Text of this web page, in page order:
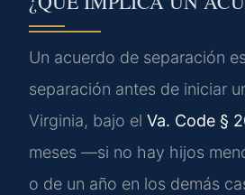
Un acuerdo de separación
separación antes de iniciar
Virginia, bajo el Va. Code §
meses —si no hay hijos
o de un año en los demás